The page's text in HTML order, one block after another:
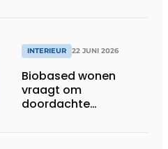
INTERIEUR 22 JUNI 2026
Biobased wonen
vraagt om
doordachte